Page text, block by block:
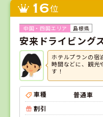
16位
島根県
安来ドライビング
ホテルプランの宿
時間などに、観光
す！
車種
普通車
割引